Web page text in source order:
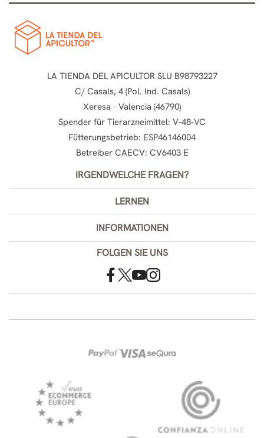
LA TIENDA DEL APICULTOR SLU B98793227
C/ Casals, 4 (Pol. Ind. Casals)
Xeresa - Valencia (46790)
Spender für Tierarzneimittel: V-48-VC
Fütterungsbetrieb: ESP46146004
Betreiber CAECV: CV6403 E
IRGENDWELCHE FRAGEN?
LERNEN
INFORMATIONEN
FOLGEN SIE UNS